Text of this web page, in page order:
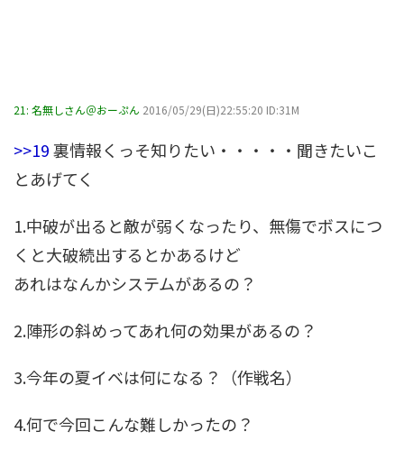
21: 名無しさん＠おーぷん 2016/05/29(日)22:55:20 ID:31M
>>19裏情報くっそ知りたい・・・・・聞きたいこ
とあげてく
1.中破が出ると敵が弱くなったり、無傷でボスにつ
くと大破続出するとかあるけど
あれはなんかシステムがあるの？
2.陣形の斜めってあれ何の効果があるの？
3.今年の夏イベは何になる？（作戦名）
4.何で今回こんな難しかったの？